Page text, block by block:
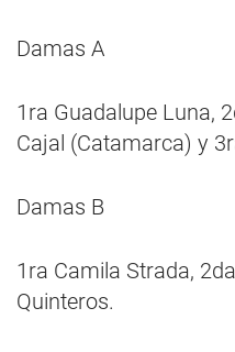
Damas A
1ra Guadalupe Luna,
Cajal (Catamarca) y
Damas B
1ra Camila Strada,
Quinteros.